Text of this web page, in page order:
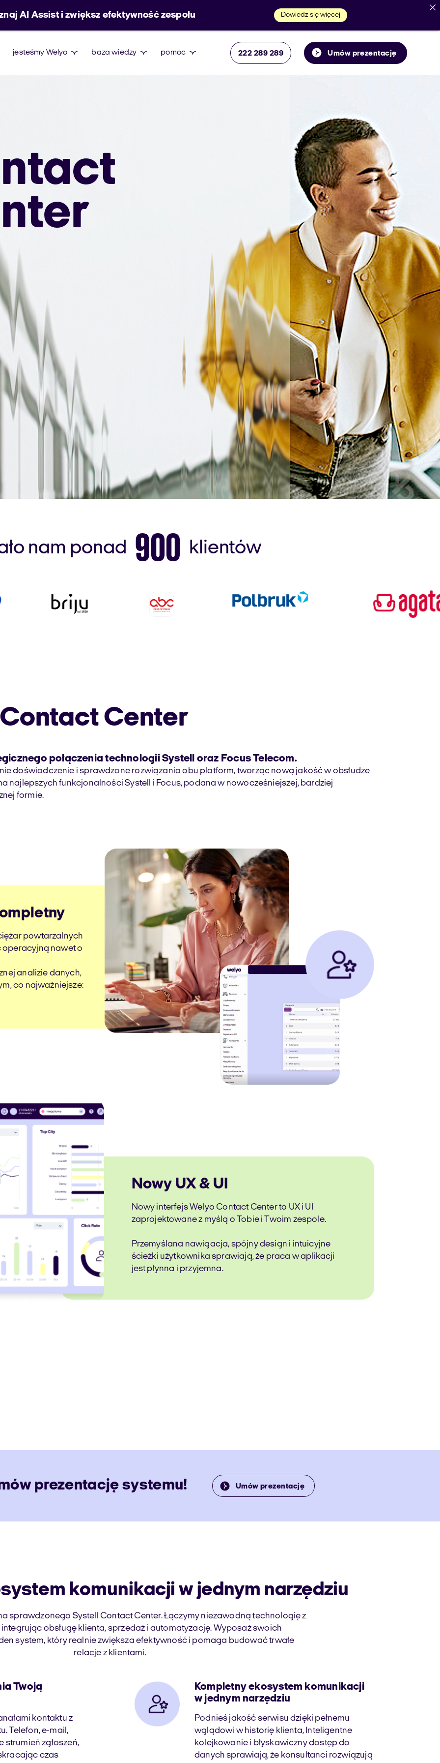
jesteśmy Welyo baza wiedzy pomoc 222 289 289 Umów prezentację
nam ponad 900 klientów
Center
połączenia technologii Systell oraz Focus Telecom.
doświadczenie i sprawdzone rozwiązania obu platform, tworząc nową jakość w obsłudze
najlepszych funkcjonalności Systell i Focus, podana w nowocześniejszej, bardziej
formie.
powtarzalnych
operacyjną nawet o
analizie danych,
co najważniejsze:
Nowy UX & UI
Nowy interfejs Welyo Contact Center to UX i UI
zaprojektowane z myślą o Tobie i Twoim zespole.
Przemyślana nawigacja, spójny design i intuicyjne
ścieżki użytkownika sprawiają, że praca w aplikacji
jest płynna i przyjemna.
prezentację systemu! Umów prezentację
komunikacji w jednym narzędziu
sprawdzonego Systell Contact Center. Łączymy niezawodną technologię z
integrując obsługę klienta, sprzedaż i automatyzację. Wyposaż swoich
system, który realnie zwiększa efektywność i pomaga budować trwałe
relacje z klientami.
Twoją
kontaktu z
Telefon, e-mail,
strumień zgłoszeń,
czas
Kompletny ekosystem komunikacji
w jednym narzędziu
Podnieś jakość serwisu dzięki pełnemu
wglądowi w historię klienta, Inteligentne
kolejkowanie i błyskawiczny dostęp do
danych sprawiają, że konsultanci rozwiązują
AI Assist i zwiększ efektywność zespołu Dowiedz się więcej